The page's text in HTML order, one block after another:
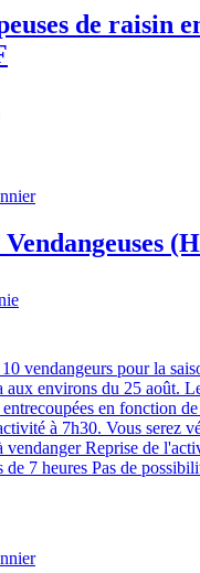
de raisin
vendangeurs pour la
aux environs du 25 août.
en fonction
à 7h30. Vous serez
vendanger Reprise de
de 7 heures Pas de